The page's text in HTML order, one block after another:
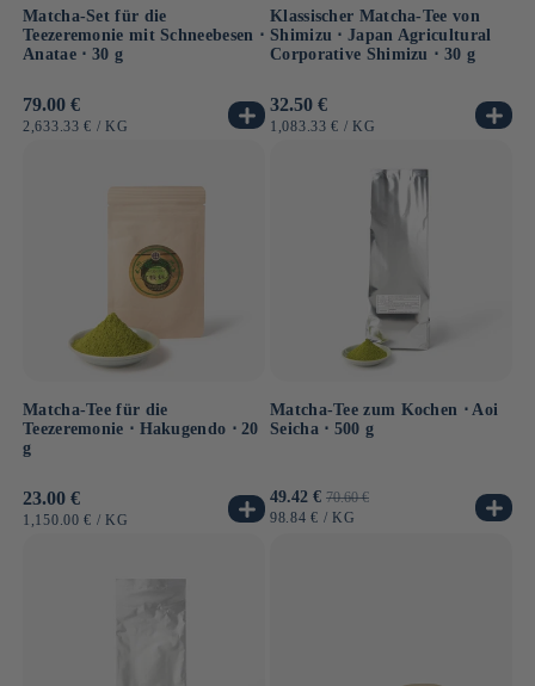
Matcha-Set für die
Teezeremonie mit Schneebesen ⋅
Anatae ⋅ 30 g
Normaler
Preis
79.00 €
GRUNDPREIS
2,633.33 € / PRO
KG
Klassischer Matcha-Tee von
Shimizu ⋅ Japan Agricultural
Corporative Shimizu ⋅ 30 g
Normaler
Preis
32.50 €
GRUNDPREIS
1,083.33 € / PRO
KG
Matcha-Tee für die
Teezeremonie ⋅ Hakugendo ⋅ 20
g
Normaler
Preis
23.00 €
GRUNDPREIS
1,150.00 € / PRO
KG
Matcha-Tee zum Kochen ⋅ Aoi
Seicha ⋅ 500 g
Verkaufspreis
49.42 € Normaler
Preis
70.60 €
GRUNDPREIS
98.84 € / PRO
KG